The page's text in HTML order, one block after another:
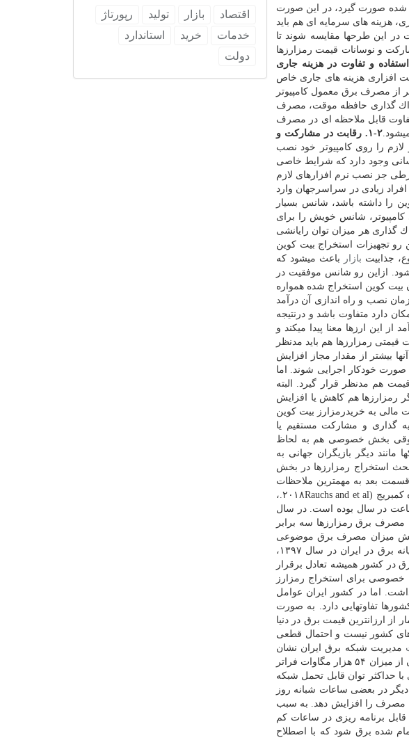
شده صورت گیرد، در این صورت
هزینه های سرمایه ای هم باید
در این طرحها مقایسه شوند تا
و نوسانات قیمت رمزارزها
افزاری هزینه های جاری خاص
از مصرف برق معمول كامپیوتر
گذاری حافظه موقت، مصرف
قابل ملاحظه ای در مصرف
۲-۱. رقابت در مشاركت و
را روی كامپیوتر خود نصب
وجود دارد كه شرایط خاصی
جز نصب نرم افزارهای لازم
زیادی در سراسرجهان وارد
را داشته باشد، شانس بسیار
كامپیوتر، شانس خویش را برای
هر میزان توان رایانشی
رو تجهیزات استخراج بیت كوین
جذابیت بازار
باعث میشود كه
ازاین رو شانس موفقیت در
بیت كوین استخراج شده همواره
نصب و راه اندازی آن درآمد
دارد متفاوت باشد و درنتیجه
از این ارزها معنا پیدا میكند و
رمزارزها هم باید مدنظر
بیشتر از مقدار مجاز افزایش
صورت خودكار اجرایی شوند. اما
هم مدنظر قرار گیرد. البته
رمزارزها هم كاهش یا افزایش
به خریدرمزارز بیت كوین
گذاری و مشاركت مستقیم یا
حقوقی بخش خصوصی هم به لحاظ
دیگر بازیگران جهانی به
استخراج رمزارزها در بخش
قسمت بعد به مهمترین ملاحظات
طبق تخمین مركز نظام مالی نامتعارف دانشگاه كمبریج (۲۰۱۸Rauchs and et al.،
سال ۲۰۱۸ حداقل ۵۲ و حداكثر ۱۱۱ میلیارد كیلووات ساعت در سال بوده است. در سال
در یك سال مصرف برق رمزارزها سه برابر
میزان مصرف برق موضوعی
قطعی نیست. بیت كوین به صورت متوسط ۷۵ درصد انرژی استخراج را به خود اختصاص داده بود. تولید سالیانه برق در ایران در سال ۱۳۹۷،
در كشور همیشه تعادل برقرار
برای استخراج رمزارز
اما در كشور ایران عوامل
تفاوتهایی دارد. به صورت
ارزانترین قیمت برق در دنیا
كشور نیست و احتمال قطعی
مدیریت شبكه برق ایران نشان
میدهد. همانطور كه در نمودار ۱ مشاهده میشود فقط در ۱۰ درصد ایام سال حداكثر میزان بار مصرفی برق ایران از میزان ۵۴ هزار مگاوات فراتر
بار فاصله بسیاری با حداكثر توان قابل تحمل شبكه
اختصاص داد. ازطرف دیگر در بعضی ساعات شبانه روز
مصرف را افزایش دهد. به سبب
قابل برنامه ریزی در ساعات كم
شده برق شود كه با اصطلاح
اقتصاد بازار تولید
رپورتاژ
خدمات
خرید
استاندارد
دولت